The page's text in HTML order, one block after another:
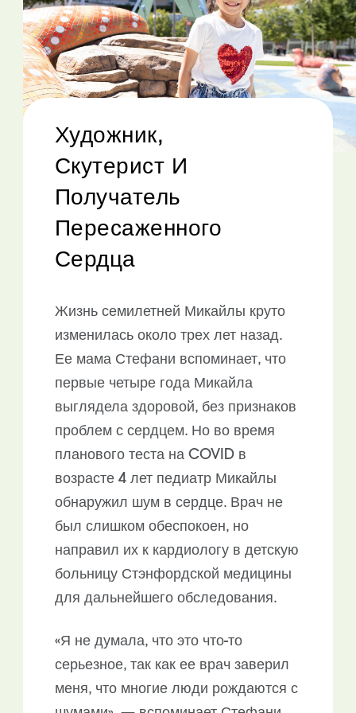
Художник,
Скутерист И
Получатель
Пересаженного
Сердца
Жизнь семилетней Микайлы круто
изменилась около трех лет назад.
Ее мама Стефани вспоминает, что
первые четыре года Микайла
выглядела здоровой, без признаков
проблем с сердцем. Но во время
планового теста на COVID в
возрасте 4 лет педиатр Микайлы
обнаружил шум в сердце. Врач не
был слишком обеспокоен, но
направил их к кардиологу в детскую
больницу Стэнфордской медицины
для дальнейшего обследования.
«Я не думала, что это что-то
серьезное, так как ее врач заверил
меня, что многие люди рождаются с